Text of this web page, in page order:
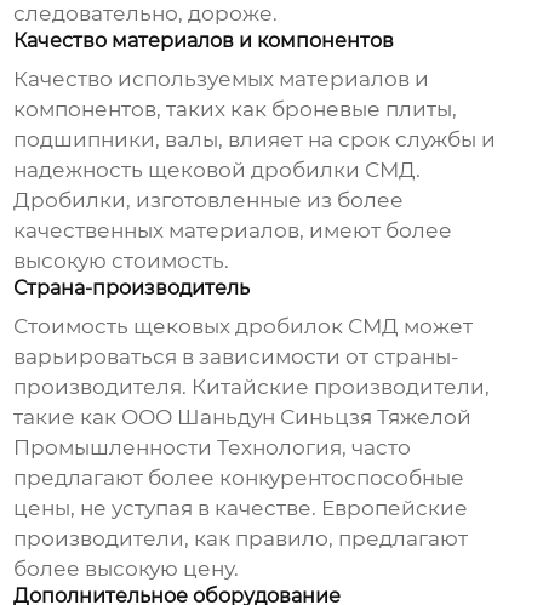
следовательно, дороже.
Качество материалов и компонентов
Качество используемых материалов и
компонентов, таких как броневые плиты,
подшипники, валы, влияет на срок службы и
надежность щековой дробилки СМД.
Дробилки, изготовленные из более
качественных материалов, имеют более
высокую стоимость.
Страна-производитель
Стоимость щековых дробилок СМД может
варьироваться в зависимости от страны-
производителя. Китайские производители,
такие как ООО Шаньдун Синьцзя Тяжелой
Промышленности Технология, часто
предлагают более конкурентоспособные
цены, не уступая в качестве. Европейские
производители, как правило, предлагают
более высокую цену.
Дополнительное оборудование